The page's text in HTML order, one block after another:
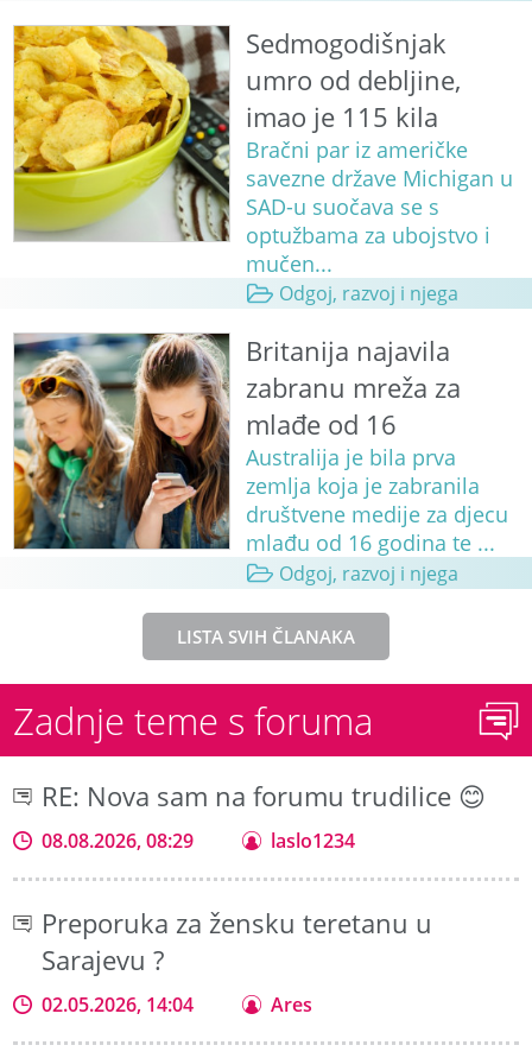
Sedmogodišnjak
umro od debljine,
imao je 115 kila
Bračni par iz američke
savezne države Michigan u
SAD-u suočava se s
optužbama za ubojstvo i
mučen...
Odgoj, razvoj i njega
Britanija najavila
zabranu mreža za
mlađe od 16
Australija je bila prva
zemlja koja je zabranila
društvene medije za djecu
mlađu od 16 godina te ...
Odgoj, razvoj i njega
LISTA SVIH ČLANAKA
Zadnje teme s foruma
RE: Nova sam na forumu trudilice 😊
08.08.2026, 08:29 laslo1234
Preporuka za žensku teretanu u
Sarajevu ?
02.05.2026, 14:04 Ares